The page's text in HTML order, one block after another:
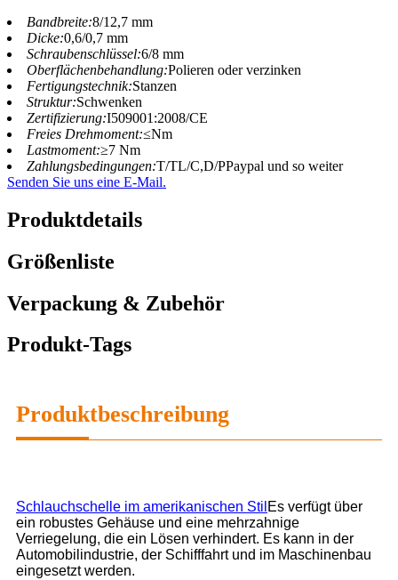
Bandbreite:8/12,7 mm
Dicke:0,6/0,7 mm
Schraubenschlüssel:6/8 mm
Oberflächenbehandlung:Polieren oder verzinken
Fertigungstechnik:Stanzen
Struktur:Schwenken
Zertifizierung:I509001:2008/CE
Freies Drehmoment:≤Nm
Lastmoment:≥7 Nm
Zahlungsbedingungen:T/TL/C,D/PPaypal und so weiter
Senden Sie uns eine E-Mail.
Produktdetails
Größenliste
Verpackung & Zubehör
Produkt-Tags
Produktbeschreibung
Schlauchschelle im amerikanischen Stil Es verfügt über
ein robustes Gehäuse und eine mehrzahnige
Verriegelung, die ein Lösen verhindert. Es kann in der
Automobilindustrie, der Schifffahrt und im Maschinenbau
eingesetzt werden.